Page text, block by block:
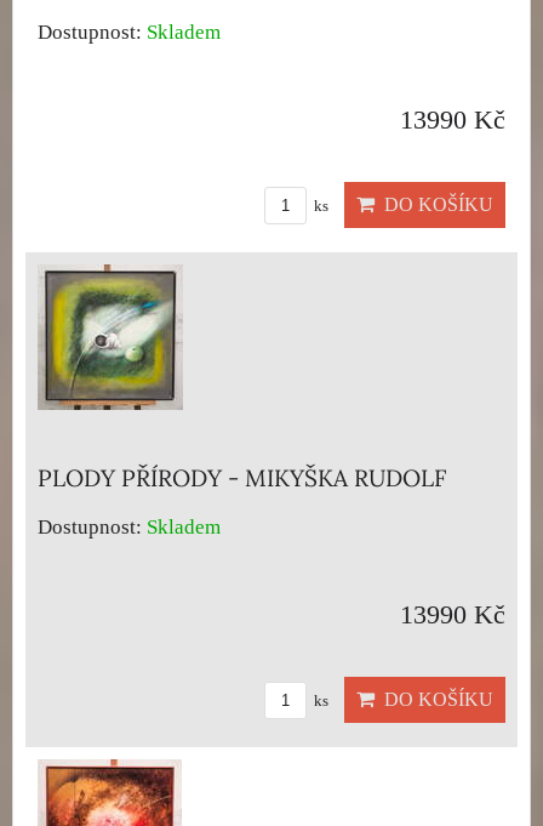
Dostupnost: Skladem
13990 Kč
ks DO KOŠÍKU
PLODY PŘÍRODY - MIKYŠKA RUDOLF
Dostupnost: Skladem
13990 Kč
ks DO KOŠÍKU